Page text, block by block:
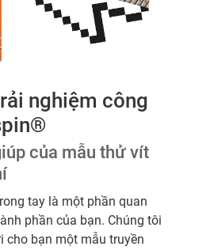
nghiệm công
của mẫu thử vít
tay là một phần quan
phần của bạn. Chúng tôi
cho bạn một mẫu truyền